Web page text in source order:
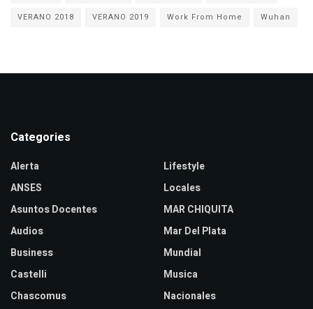
VERANO 2018
VERANO 2019 Work From Home Wuhan
Categories
Alerta
ANSES
Asuntos Docentes
Audios
Business
Castelli
Chascomus
Lifestyle
Locales
MAR CHIQUITA
Mar Del Plata
Mundial
Musica
Nacionales